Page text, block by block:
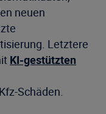
neuen
Letztere
KI-gestützten
Schäden.